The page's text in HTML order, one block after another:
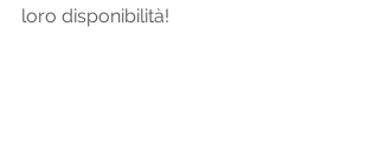
loro disponibilità!